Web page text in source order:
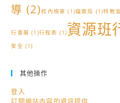
導 (2)校內規章 (1)檔案局 (1)特教
行事曆 (1)行程表 (1)資源班
安全 (1)
其他操作
登入
訂閱網站內容的資訊提供